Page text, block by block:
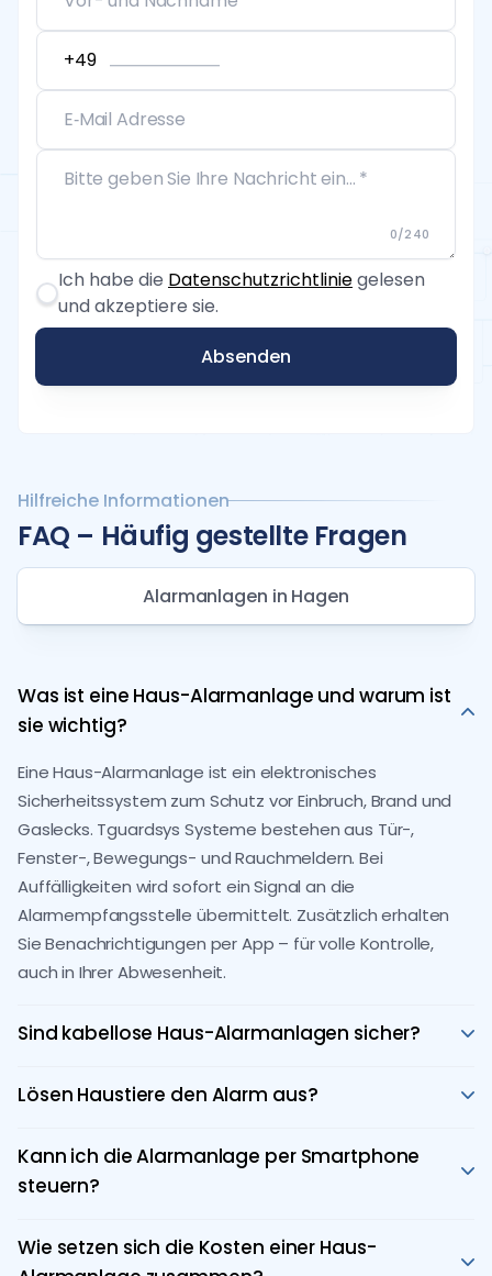
0/240
Ich habe die Datenschutzrichtliniegelesen
und akzeptiere sie.
Absenden
Hilfreiche Informationen
FAQ – Häufig gestellte Fragen
Alarmanlagen in Hagen
Was ist eine Haus-Alarmanlage und warum ist
sie wichtig?
Eine Haus-Alarmanlage ist ein elektronisches
Sicherheitssystem zum Schutz vor Einbruch, Brand und
Gaslecks. Tguardsys Systeme bestehen aus Tür-,
Fenster-, Bewegungs- und Rauchmeldern. Bei
Auffälligkeiten wird sofort ein Signal an die
Alarmempfangsstelle übermittelt. Zusätzlich erhalten
Sie Benachrichtigungen per App – für volle Kontrolle,
auch in Ihrer Abwesenheit.
Sind kabellose Haus-Alarmanlagen sicher?
die vor Sabotage schützt. Unsere Funkanlagen sind
jedoch schneller installiert und optisch unauffälliger. Dank
Notstrombetrieb bleibt die Funktion auch bei
Lösen Haustiere den Alarm aus?
mit spezieller Erkennungstechnologie, die Bewegungen
von Tieren bis 40 kg ignorieren. So können Ihre Tiere frei
Kann ich die Alarmanlage per Smartphone
steuern?
Ferne scharf oder unscharf schalten, Alarme einsehen
Wie setzen sich die Kosten einer Haus-